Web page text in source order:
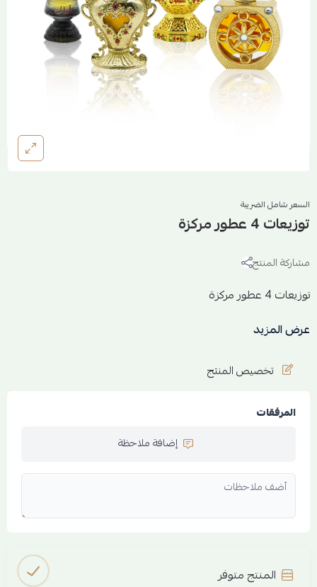
السعر شامل الضريبة
توزيعات 4 عطور مركزة
مشاركة المنتج
توزيعات 4 عطور مركزة
مركز ريم -مركز ليان -مركز كيان-مركز امال
عرض المزيد
تخصيص المنتج
المرفقات
إضافة ملاحظة
المنتج متوفر